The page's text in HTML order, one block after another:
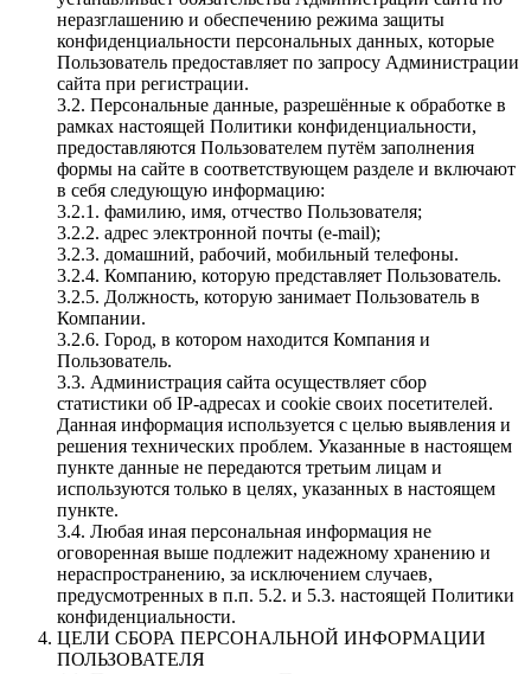
неразглашению и обеспечению режима защиты
конфиденциальности персональных данных, которые
Пользователь предоставляет по запросу Администрации
сайта при регистрации.
3.2. Персональные данные, разрешённые к обработке в
рамках настоящей Политики конфиденциальности,
предоставляются Пользователем путём заполнения
формы на сайте в соответствующем разделе и включают
в себя следующую информацию:
3.2.1. фамилию, имя, отчество Пользователя;
3.2.2. адрес электронной почты (e-mail);
3.2.3. домашний, рабочий, мобильный телефоны.
3.2.4. Компанию, которую представляет Пользователь.
3.2.5. Должность, которую занимает Пользователь в
Компании.
3.2.6. Город, в котором находится Компания и
Пользователь.
3.3. Администрация сайта осуществляет сбор
статистики об IP-адресах и cookie своих посетителей.
Данная информация используется с целью выявления и
решения технических проблем. Указанные в настоящем
пункте данные не передаются третьим лицам и
используются только в целях, указанных в настоящем
пункте.
3.4. Любая иная персональная информация не
оговоренная выше подлежит надежному хранению и
нераспространению, за исключением случаев,
предусмотренных в п.п. 5.2. и 5.3. настоящей Политики
конфиденциальности.
ЦЕЛИ СБОРА ПЕРСОНАЛЬНОЙ ИНФОРМАЦИИ
ПОЛЬЗОВАТЕЛЯ